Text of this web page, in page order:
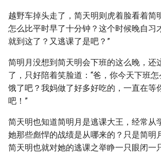
越野车掉头走了，简天明则虎着脸看着简
怎么比平时早了十分钟？这个时候晚自习
就到这了？又逃课了是吧？”
简明月没想到简天明会下班的这么晚，还
了，只好陪着笑脸道：“爸，你今天下班
饿了吧？我妈做了好多好吃的，一直在等
吧！”
简天明也知道简明月是逃课大王，经常从
她那些彪悍的战绩是从哪来的？只是简明
简天明也就对她的逃课之举睁一只眼闭一